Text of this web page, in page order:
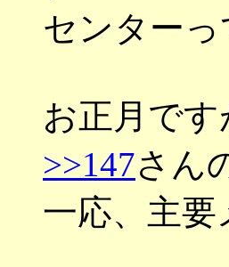
センターっ
お正月で
>>147さん
一応、主